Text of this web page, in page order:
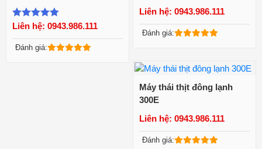
Xem chi tiết
Được xếp
hạng5.005
Liên hệ: 0943.986.111
Đánh giá:
Xem chi tiết
Liên hệ: 0943.986.111
Đánh giá:
Xem chi tiết
Máy thái thịt đông lạnh
300E
Liên hệ: 0943.986.111
Đánh giá: